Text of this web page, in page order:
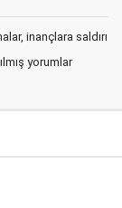
inançlara saldırı
yorumlar